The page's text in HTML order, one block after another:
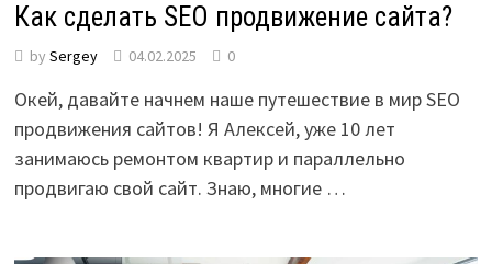
Как сделать SEO продвижение сайта?
by Sergey 04.02.2025 0
Окей, давайте начнем наше путешествие в мир SEO
продвижения сайтов! Я Алексей, уже 10 лет
занимаюсь ремонтом квартир и параллельно
продвигаю свой сайт. Знаю, многие …